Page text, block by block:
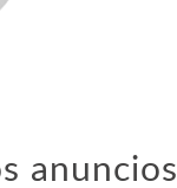
anuncios